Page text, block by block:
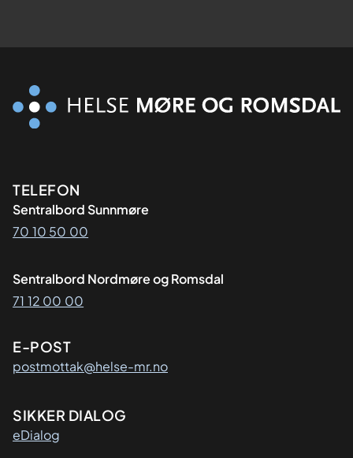
Kontaktinformasjon
TELEFON
Sentralbord Sunnmøre
70 10 50 00
Sentralbord Nordmøre og Romsdal
71 12 00 00
E-POST
postmottak@helse-mr.no
SIKKER DIALOG
eDialog